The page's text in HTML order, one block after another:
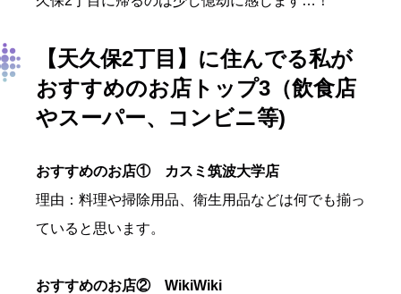
【天久保2丁目】 に住んでる私が
おすすめのお店トップ3（飲食店
やスーパー、コンビニ等)
おすすめのお店① カスミ筑波大学店
理由：料理や掃除用品、衛生用品などは何でも揃っ
ていると思います。
おすすめのお店② WikiWiki